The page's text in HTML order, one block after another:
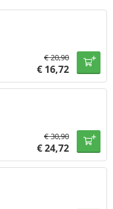
€20,90
€ 16,72
€30,90
€24,72